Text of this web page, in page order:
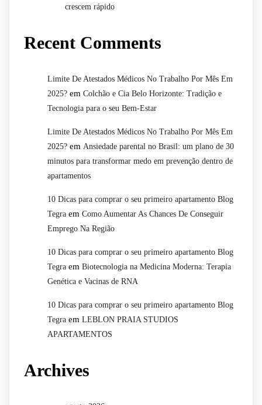
crescem rápido
Recent Comments
Limite De Atestados Médicos No Trabalho Por Mês Em
2025? em Colchão e Cia Belo Horizonte: Tradição e
Tecnologia para o seu Bem-Estar
Limite De Atestados Médicos No Trabalho Por Mês Em
2025? em Ansiedade parental no Brasil: um plano de 30
minutos para transformar medo em prevenção dentro de
apartamentos
10 Dicas para comprar o seu primeiro apartamento Blog
Tegra em Como Aumentar As Chances De Conseguir
Emprego Na Região
10 Dicas para comprar o seu primeiro apartamento Blog
Tegra em Biotecnologia na Medicina Moderna: Terapia
Genética e Vacinas de RNA
10 Dicas para comprar o seu primeiro apartamento Blog
Tegra em LEBLON PRAIA STUDIOS
APARTAMENTOS
Archives